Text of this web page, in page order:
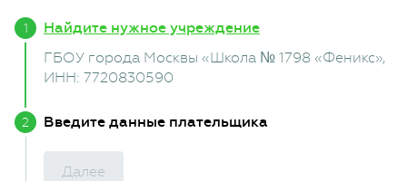
Найдите нужное учреждение
ГБОУ города Москвы «Школа № 1798 «Феникс»,
ИНН: 7720830590
Введите данные плательщика
Далее